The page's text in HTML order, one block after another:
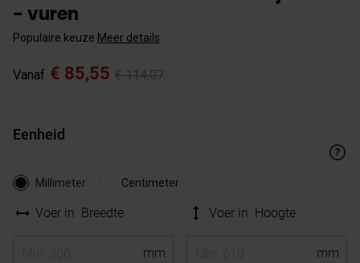
- vuren
Populaire keuze Meer details
Vanaf € 114,07
€ 85,55
Eenheid
Millimeter Centimeter
Voer in Breedte Voer in Hoogte